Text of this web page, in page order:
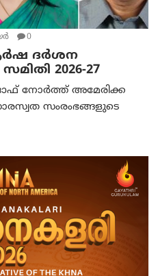
0
ദർശന
2026-27
നോർത്ത് അമേരിക്ക
സംരംഭങ്ങളുടെ